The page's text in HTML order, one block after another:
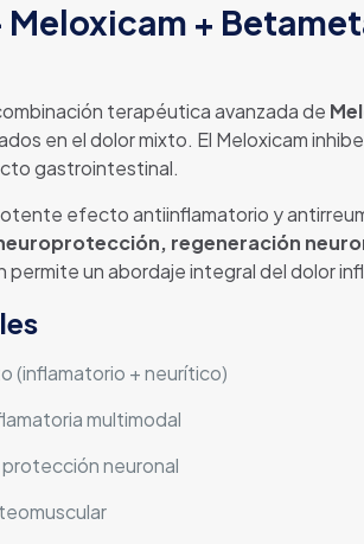
Meloxicam +
terapéutica avanzada de
en el dolor mixto. El Meloxicam
gastrointestinal.
efecto antiinflamatorio y
regeneración
un abordaje integral del dolor
(inflamatorio + neurítico)
multimodal
neuronal